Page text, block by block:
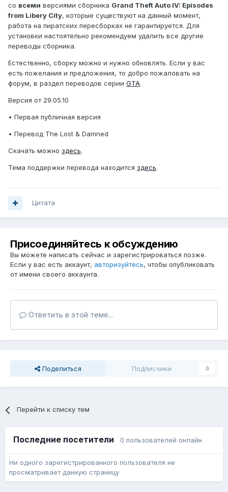
со всеми версиями сборника Grand Theft Auto IV: Episodes
from Libery City, которые существуют на данный момент,
работа на пиратских пересборках не гарантируется. Для
установки настоятельно рекомендуем удалить все другие
переводы сборника.
Естественно, сборку можно и нужно обновлять. Если у вас
есть пожелания и предложения, то добро пожаловать на
форум, в раздел переводов серии GTA.
Версия от 29.05.10
• Первая публичная версия
• Перевод The Lost & Damned
Скачать можно здесь.
Тема поддержки перевода находится здесь.
Цитата
Присоединяйтесь к обсуждению
Вы можете написать сейчас и зарегистрироваться позже.
Если у вас есть аккаунт, авторизуйтесь, чтобы опубликовать
от имени своего аккаунта.
Ответить в этой теме...
Поделиться Подписчики 0
Перейти к списку тем
Последние посетители 0 пользователей онлайн
Ни одного зарегистрированного пользователя не
просматривает данную страницу